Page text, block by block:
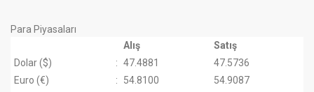
Para Piyasaları
Alış
Satış
Dolar ($)
: 47.4881
47.5736
Euro (€)
: 54.8100 54.9087